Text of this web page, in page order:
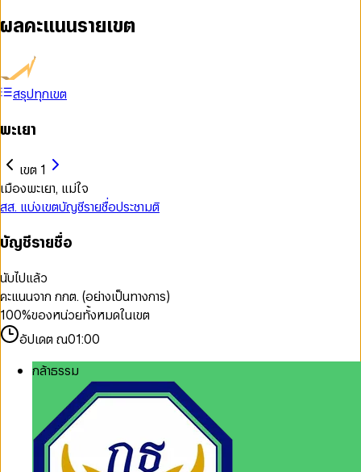
ผลคะแนนรายเขต
สรุปทุกเขต
พะเยา
เขต 1
เมืองพะเยา, แม่ใจ
สส. แบ่งเขตบัญชีรายชื่อประชามติ
บัญชีรายชื่อ
นับไปแล้ว
คะแนนจาก กกต. (อย่างเป็นทางการ)
100%ของหน่วยทั้งหมดในเขต
อัปเดต ณ01:00
กล้าธรรม